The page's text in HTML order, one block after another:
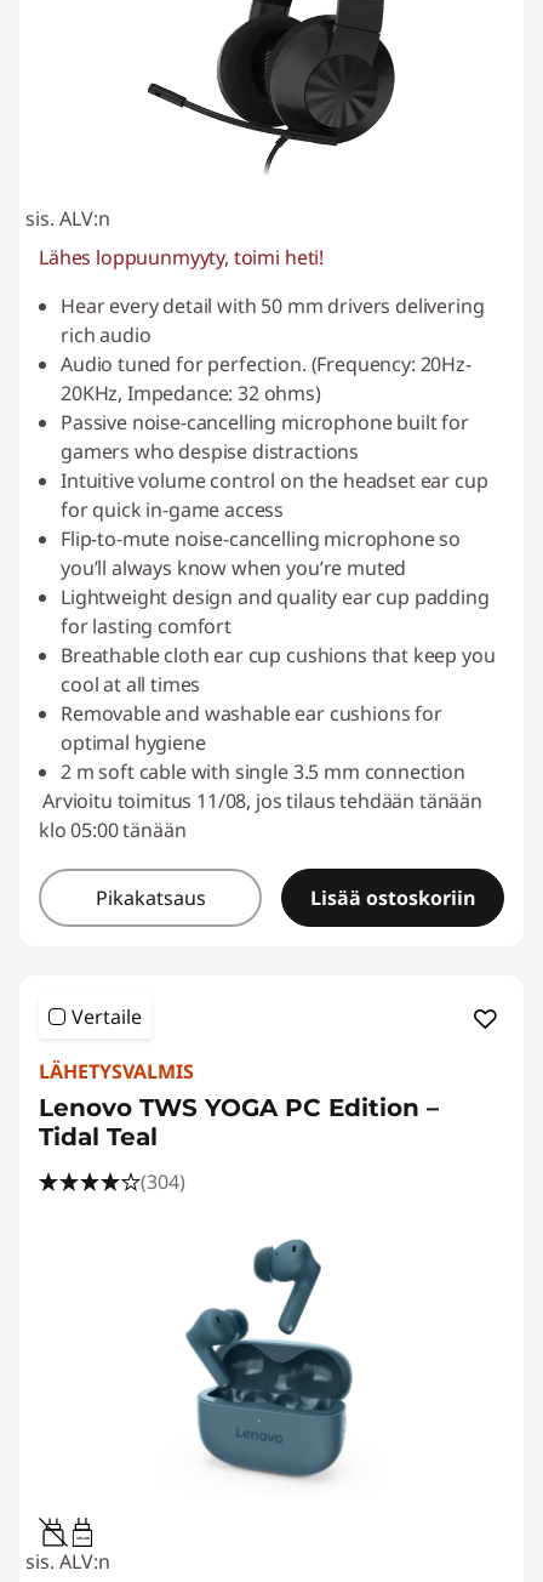
sis. ALV:n
Lähes loppuunmyyty, toimi heti!
Hear every detail with 50 mm drivers delivering
rich audio
Audio tuned for perfection. (Frequency: 20Hz-
20KHz, Impedance: 32 ohms)
Passive noise-cancelling microphone built for
gamers who despise distractions
Intuitive volume control on the headset ear cup
for quick in-game access
Flip-to-mute noise-cancelling microphone so
you’ll always know when you’re muted
Lightweight design and quality ear cup padding
for lasting comfort
Breathable cloth ear cup cushions that keep you
cool at all times
Removable and washable ear cushions for
optimal hygiene
2 m soft cable with single 3.5 mm connection
Arvioitu toimitus 11/08, jos tilaus tehdään tänään
klo 05:00 tänään
Pikakatsaus Lisää ostoskoriin
Vertaile
LÄHETYSVALMIS
Lenovo TWS YOGA PC Edition –
Tidal Teal
(304)
3W-4W
sis. ALV:n